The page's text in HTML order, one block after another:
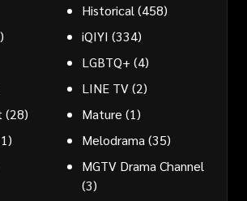
Historical (458)
iQIYI (334)
LGBTQ+ (4)
LINE TV(2)
(28) Mature (1)
Melodrama (35)
MGTV Drama Channel
(3)